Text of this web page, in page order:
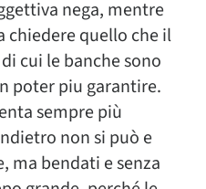
nega, mentre
chiedere quello che il
cui le banche sono
poter piu garantire.
sempre più
non si può e
ma bendati e senza